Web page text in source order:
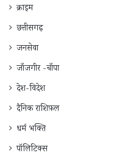
क्राइम
छत्तीसगढ़
जनसेवा
जाँजगीर -चाँपा
देश-विदेश
दैनिक राशिफ़ल
धर्म भक्ति
पॉलिटिक्स